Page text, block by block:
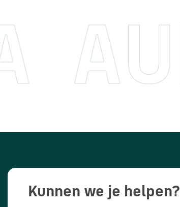
Kunnen we je helpen?